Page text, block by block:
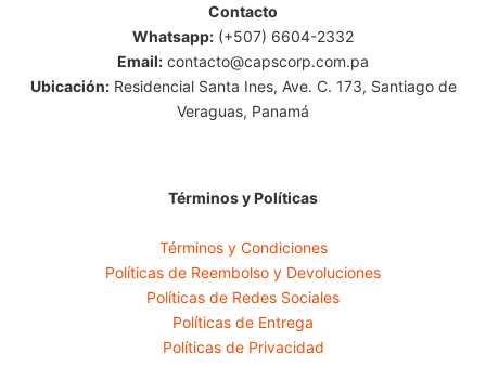
Contacto
Whatsapp: (+507) 6604-2332
Email: contacto@capscorp.com.pa
Ubicación:Residencial Santa Ines, Ave. C. 173, Santiago de
Veraguas, Panamá
Términos y Políticas
Términos y Condiciones
Políticas de Reembolso y Devoluciones
Políticas de Redes Sociales
Políticas de Entrega
Políticas de Privacidad